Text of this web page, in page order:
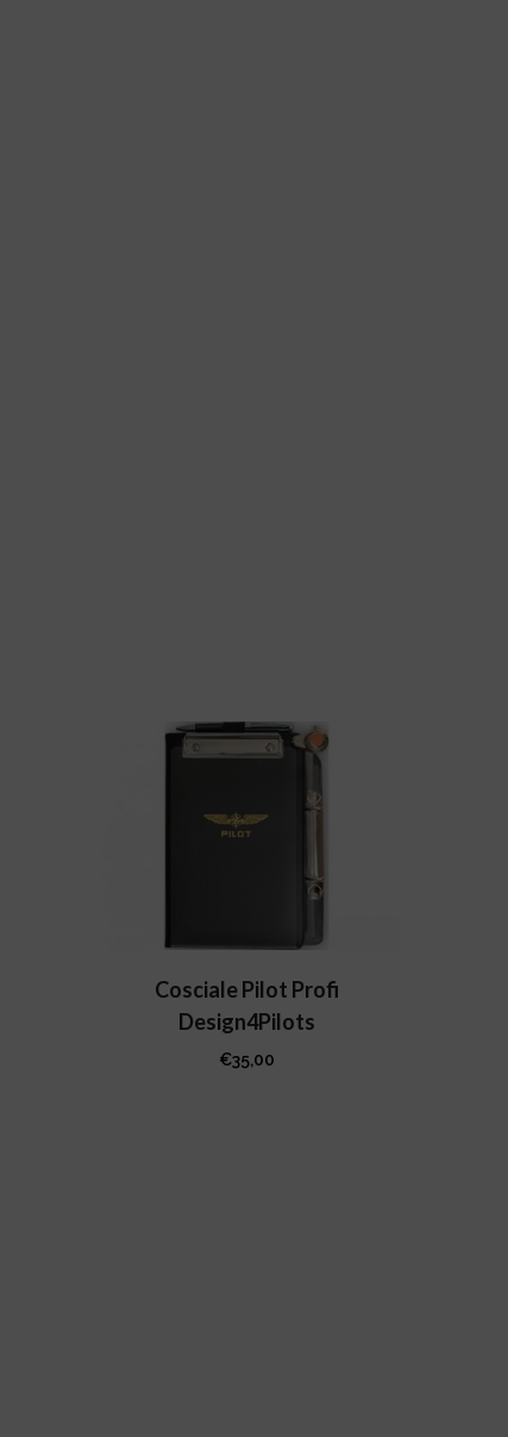
Cosciale Pilot Profi
Design4Pilots
€35,00